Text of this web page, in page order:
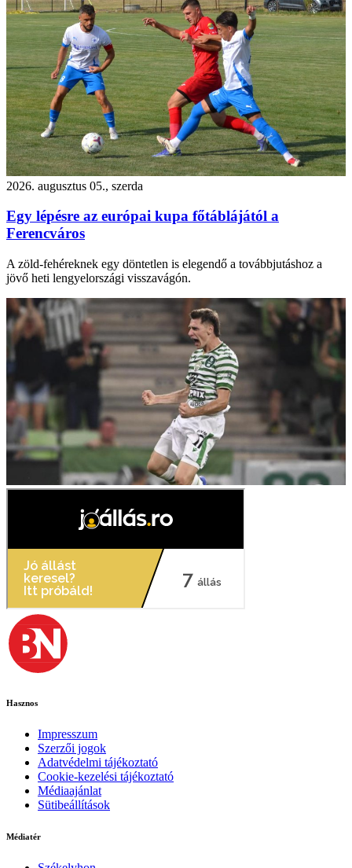
2026. augusztus 05., szerda
Egy lépésre az európai kupa főtáblájától a
Ferencváros
A zöld-fehéreknek egy döntetlen is elegendő a továbbjutáshoz a
jövő heti lengyelországi visszavágón.
Hasznos
Impresszum
Szerzői jogok
Adatvédelmi tájékoztató
Cookie-kezelési tájékoztató
Médiaajánlat
Sütibeállítások
Médiatér